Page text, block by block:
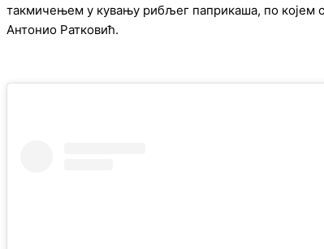
такмичењем у кувању рибљег паприкаша, по којем
Антонио Ратковић.